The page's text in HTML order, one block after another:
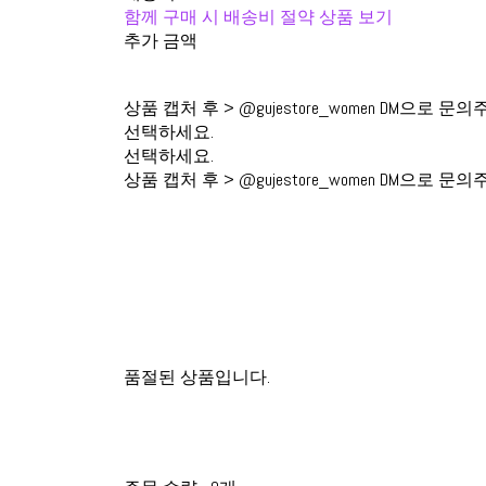
함께 구매 시 배송비 절약 상품 보기
추가 금액
상품 캡처 후 > @gujestore_women DM으로 문의
선택하세요.
선택하세요.
상품 캡처 후 > @gujestore_women DM으로 문의
품절된 상품입니다.